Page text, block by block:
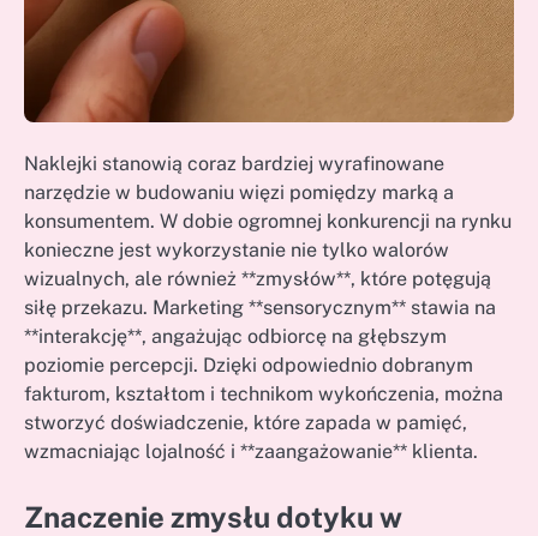
Naklejki stanowią coraz bardziej wyrafinowane
narzędzie w budowaniu więzi pomiędzy marką a
konsumentem. W dobie ogromnej konkurencji na rynku
konieczne jest wykorzystanie nie tylko walorów
wizualnych, ale również **zmysłów**, które potęgują
siłę przekazu. Marketing **sensorycznym** stawia na
**interakcję**, angażując odbiorcę na głębszym
poziomie percepcji. Dzięki odpowiednio dobranym
fakturom, kształtom i technikom wykończenia, można
stworzyć doświadczenie, które zapada w pamięć,
wzmacniając lojalność i **zaangażowanie** klienta.
Znaczenie zmysłu dotyku w